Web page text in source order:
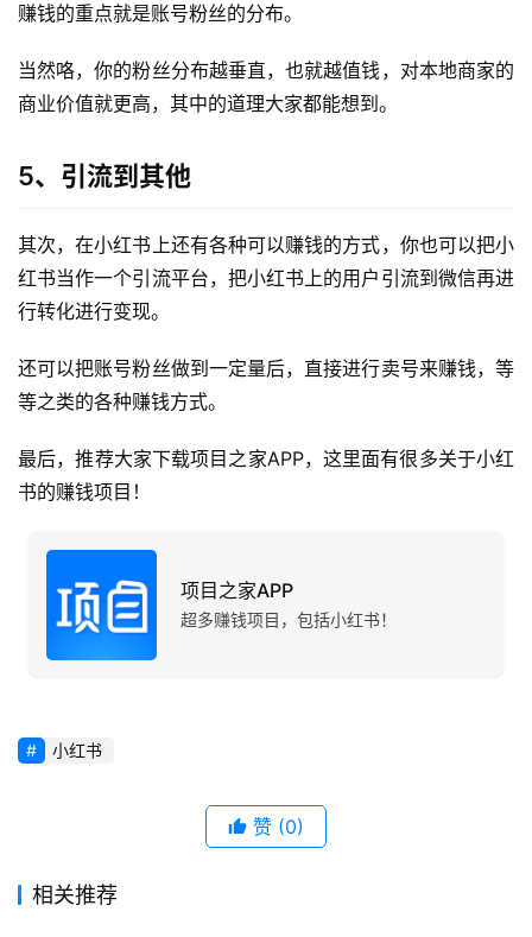
赚钱的重点就是账号粉丝的分布。
当然咯，你的粉丝分布越垂直，也就越值钱，对本地商家的
商业价值就更高，其中的道理大家都能想到。
5、引流到其他
其次，在小红书上还有各种可以赚钱的方式，你也可以把小
红书当作一个引流平台，把小红书上的用户引流到微信再进
行转化进行变现。
还可以把账号粉丝做到一定量后，直接进行卖号来赚钱，等
等之类的各种赚钱方式。
最后，推荐大家下载项目之家APP，这里面有很多关于小红
书的赚钱项目！
项目之家APP
超多赚钱项目，包括小红书！
小红书
赞 (0)
相关推荐